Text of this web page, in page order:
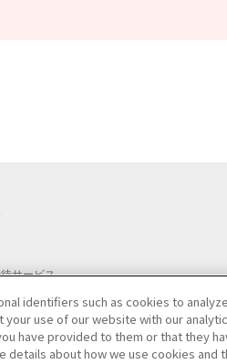
サービス
identifiers such as cookies to
your use of our website with our
have provided to them or that they
details about how we use cookies and